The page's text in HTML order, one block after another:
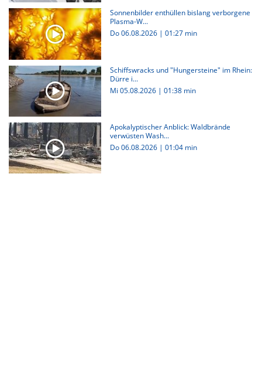
Sonnenbilder enthüllen bislang verborgene
Plasma-W...
Do 06.08.2026 | 01:27 min
Schiffswracks und "Hungersteine" im Rhein:
Dürre i...
Mi 05.08.2026 | 01:38 min
Apokalyptischer Anblick: Waldbrände
verwüsten Wash...
Do 06.08.2026 | 01:04 min